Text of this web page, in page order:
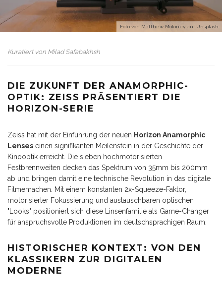
Foto von Matthew Moloney auf Unsplash
Kuratiert von Milad Safabakhsh
DIE ZUKUNFT DER ANAMORPHIC-
OPTIK: ZEISS PRÄSENTIERT DIE
HORIZON-SERIE
Zeiss hat mit der Einführung der neuen Horizon Anamorphic
Lenses einen signifikanten Meilenstein in der Geschichte der
Kinooptik erreicht. Die sieben hochmotorisierten
Festbrennweiten decken das Spektrum von 35mm bis 200mm
ab und bringen damit eine technische Revolution in das digitale
Filmemachen. Mit einem konstanten 2x-Squeeze-Faktor,
motorisierter Fokussierung und austauschbaren optischen
"Looks" positioniert sich diese Linsenfamilie als Game-Changer
für anspruchsvolle Produktionen im deutschsprachigen Raum.
HISTORISCHER KONTEXT: VON DEN
KLASSIKERN ZUR DIGITALEN
MODERNE